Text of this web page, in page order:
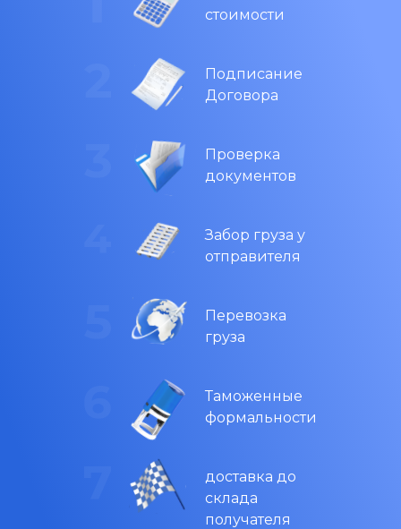
стоимости
Подписание
Договора
Проверка
документов
Забор груза у
отправителя
Перевозка
груза
Таможенные
формальности
доставка до
склада
получателя